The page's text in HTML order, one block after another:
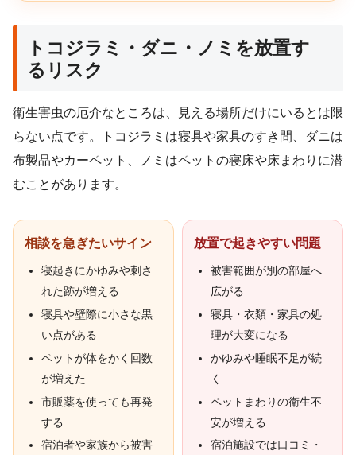
トコジラミ・ダニ・ノミを放置す
るリスク
衛生害虫の厄介なところは、見える場所だけにいるとは限
らない点です。トコジラミは寝具や家具のすき間、ダニは
布製品やカーペット、ノミはペットの寝床や床まわりに潜
むことがあります。
相談を急ぎたいサイン
寝起きにかゆみや刺さ
れた跡が増える
寝具や壁際に小さな黒
い点がある
ペットが体をかく回数
が増えた
市販薬を使っても再発
する
宿泊者や家族から被害
放置で起きやすい問題
被害範囲が別の部屋へ
広がる
寝具・衣類・家具の処
理が大変になる
かゆみや睡眠不足が続
く
ペットまわりの衛生不
安が増える
宿泊施設では口コミ・